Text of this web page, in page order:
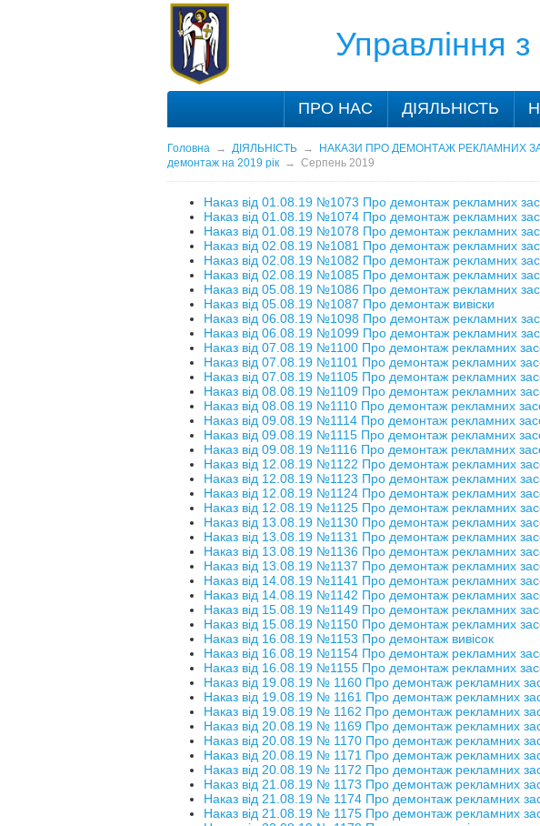
Управління
ПРО НАС ДІЯЛЬНІСТЬ
Головна→ ДІЯЛЬНІСТЬ→ НАКАЗИ ПРО ДЕМОНТАЖ РЕКЛАМНИХ
демонтаж на 2019 рік→ Серпень 2019
Наказ від 01.08.19 №1073 Про демонтаж рекламних
Наказ від 01.08.19 №1074 Про демонтаж рекламних
Наказ від 01.08.19 №1078 Про демонтаж рекламних
Наказ від 02.08.19 №1081 Про демонтаж рекламних
Наказ від 02.08.19 №1082 Про демонтаж рекламних
Наказ від 02.08.19 №1085 Про демонтаж рекламних
Наказ від 05.08.19 №1086 Про демонтаж рекламних
Наказ від 05.08.19 №1087 Про демонтаж вивіски
Наказ від 06.08.19 №1098 Про демонтаж рекламних
Наказ від 06.08.19 №1099 Про демонтаж рекламних
Наказ від 07.08.19 №1100 Про демонтаж рекламних
Наказ від 07.08.19 №1101 Про демонтаж рекламних
Наказ від 07.08.19 №1105 Про демонтаж рекламних
Наказ від 08.08.19 №1109 Про демонтаж рекламних
Наказ від 08.08.19 №1110 Про демонтаж рекламних
Наказ від 09.08.19 №1114 Про демонтаж рекламних
Наказ від 09.08.19 №1115 Про демонтаж рекламних
Наказ від 09.08.19 №1116 Про демонтаж рекламних
Наказ від 12.08.19 №1122 Про демонтаж рекламних
Наказ від 12.08.19 №1123 Про демонтаж рекламних
Наказ від 12.08.19 №1124 Про демонтаж рекламних
Наказ від 12.08.19 №1125 Про демонтаж рекламних
Наказ від 13.08.19 №1130 Про демонтаж рекламних
Наказ від 13.08.19 №1131 Про демонтаж рекламних
Наказ від 13.08.19 №1136 Про демонтаж рекламних
Наказ від 13.08.19 №1137 Про демонтаж рекламних
Наказ від 14.08.19 №1141 Про демонтаж рекламних
Наказ від 14.08.19 №1142 Про демонтаж рекламних
Наказ від 15.08.19 №1149 Про демонтаж рекламних
Наказ від 15.08.19 №1150 Про демонтаж рекламних
Наказ від 16.08.19 №1153 Про демонтаж вивісок
Наказ від 16.08.19 №1154 Про демонтаж рекламних
Наказ від 16.08.19 №1155 Про демонтаж рекламних
Наказ від 19.08.19 № 1160 Про демонтаж рекламних
Наказ від 19.08.19 № 1161 Про демонтаж рекламних
Наказ від 19.08.19 № 1162 Про демонтаж рекламних
Наказ від 20.08.19 № 1169 Про демонтаж рекламних
Наказ від 20.08.19 № 1170 Про демонтаж рекламних
Наказ від 20.08.19 № 1171 Про демонтаж рекламних
Наказ від 20.08.19 № 1172 Про демонтаж рекламних
Наказ від 21.08.19 № 1173 Про демонтаж рекламних
Наказ від 21.08.19 № 1174 Про демонтаж рекламних
Наказ від 21.08.19 № 1175 Про демонтаж рекламних